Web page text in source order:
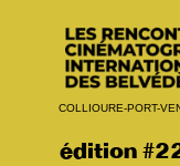
COLLIOURE-PORT-
édition